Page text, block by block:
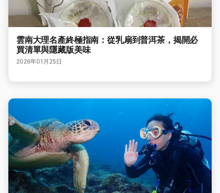
雲南大理名產終極指南：從乳扇到普洱茶，揭開必
買清單與隱藏版美味
2026年01月25日